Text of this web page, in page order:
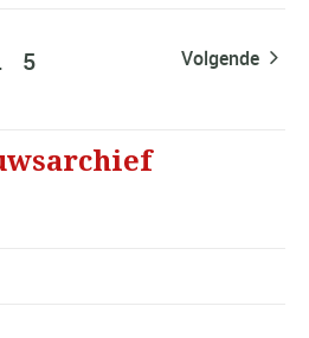
5 Volgende